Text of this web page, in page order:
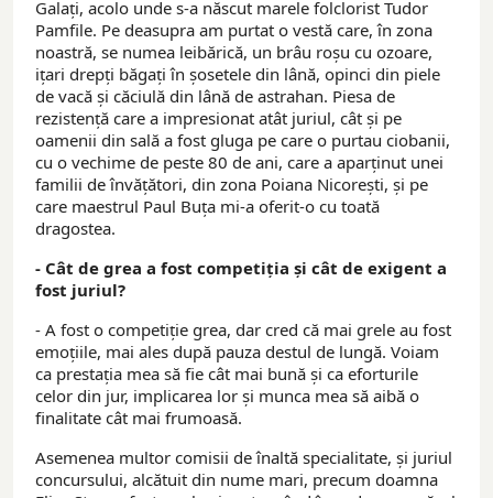
Galați, acolo unde s-a născut marele folclorist Tudor
Pamfile. Pe deasupra am purtat o vestă care, în zona
noastră, se numea leibărică, un brâu roșu cu ozoare,
ițari drepți băgați în șosetele din lână, opinci din piele
de vacă și căciulă din lână de astrahan. Piesa de
rezistență care a impresionat atât juriul, cât și pe
oamenii din sală a fost gluga pe care o purtau ciobanii,
cu o vechime de peste 80 de ani, care a aparținut unei
familii de învățători, din zona Poiana Nicorești, și pe
care maestrul Paul Buța mi-a oferit-o cu toată
dragostea.
- Cât de grea a fost competiția și cât de exigent a
fost juriul?
- A fost o competiție grea, dar cred că mai grele au fost
emoțiile, mai ales după pauza destul de lungă. Voiam
ca prestația mea să fie cât mai bună și ca eforturile
celor din jur, implicarea lor și munca mea să aibă o
finalitate cât mai frumoasă.
Asemenea multor comisii de înaltă specialitate, și juriul
concursului, alcătuit din nume mari, precum doamna